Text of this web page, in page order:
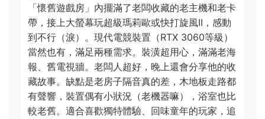
「懷舊遊戲房」內擺滿了老闆收藏的老主機和老卡
帶，接上大螢幕玩超級瑪莉歐或快打旋風II，感動
到不行（淚）。現代電競裝置（RTX 3060等級）
當然也有，滿足兩種需求。裝潢超用心，滿滿老海
報、舊電視牆。老闆人超好，晚上還會分享他的收
藏故事。缺點是老房子隔音真的差，木地板走路都
有聲響，裝置偶有小狀況（老機器嘛），浴室也比
較老舊。適合喜歡獨特體驗、回味童年的玩家，追